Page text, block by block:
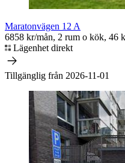
Maratonvägen 12 A
6858 kr/mån, 2 rum o kök, 46
Lägenhet direkt
Tillgänglig från 2026-11-01